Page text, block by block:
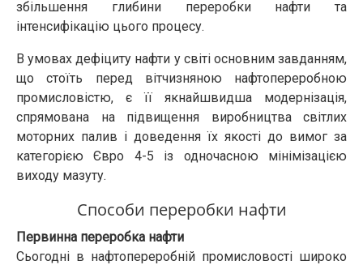
збільшення глибини переробки нафти та
інтенсифікацію цього процесу.
В умовах дефіциту нафти у світі основним завданням,
що стоїть перед вітчизняною нафто­переробною
промисловістю, є її якнайшвидша модернізація,
спрямована на підвищення виробництва світлих
моторних палив і доведення їх якості до вимог за
категорією Євро 4-5 із одночасною мінімізацією
виходу мазуту.
Способи переробки нафти
Первинна переробка нафти
Сьогодні в нафто­переробній промисловості широко